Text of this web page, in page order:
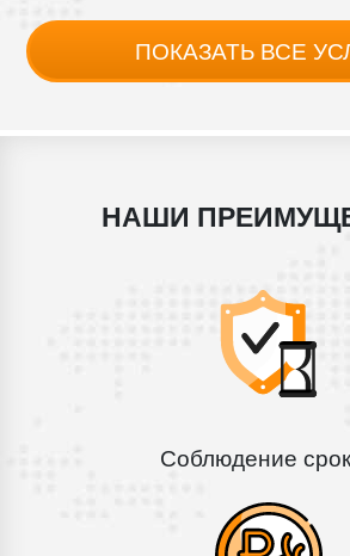
ПОКАЗАТЬ ВСЕ
НАШИ
Соблюдение